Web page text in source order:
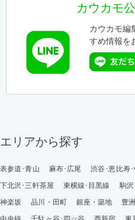
カウカモ
カウカモ編
すめ情報を
エリアから探す
表参道･青山 麻布･広尾 渋谷･恵比寿
下北沢･三軒茶屋
東横線･目黒線 駒沢
神楽坂
品川・田町 銀座・築地 豊洲